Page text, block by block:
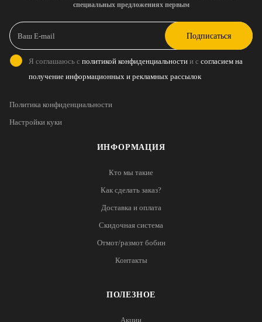
ИНФОРМАЦИЯ
Кто мы такие
Как сделать заказ?
Доставка и оплата
Скидочная система
Отмот/размот бобин
Контакты
ПОЛЕЗНОЕ
Акции
специальных предложениях первым
Подписаться
Я соглашаюсь с политикой конфиденциальности и с согласием на
получение информационных и рекламных рассылок
Политика конфиденциальности
Настройки куки